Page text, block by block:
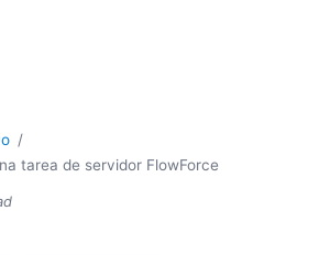
tarea de servidor FlowForce